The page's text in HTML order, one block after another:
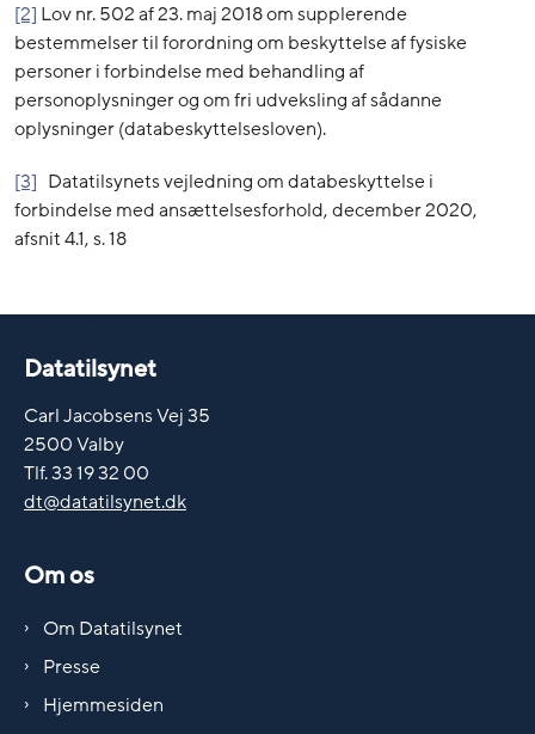
[2] Lov nr. 502 af 23. maj 2018 om supplerende
bestemmelser til forordning om beskyttelse af fysiske
personer i forbindelse med behandling af
personoplysninger og om fri udveksling af sådanne
oplysninger (databeskyttelsesloven).
[3] Datatilsynets vejledning om databeskyttelse i
forbindelse med ansættelsesforhold, december 2020,
afsnit 4.1, s. 18
Datatilsynet
Carl Jacobsens Vej 35
2500 Valby
Tlf. 33 19 32 00
dt@datatilsynet.dk
Om os
Om Datatilsynet
Presse
Hjemmesiden